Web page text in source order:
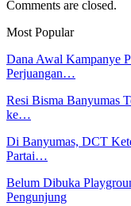
Comments are closed.
Most Popular
Dana Awal Kampanye
Perjuangan…
Resi Bisma Banyumas
ke…
Di Banyumas, DCT
Partai…
Belum Dibuka
Pengunjung